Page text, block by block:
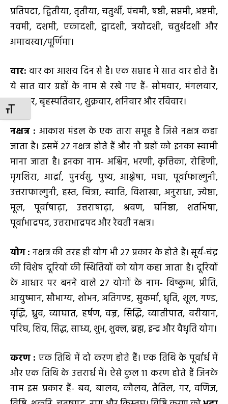
TOGGLE FONT SIZE
प्रतिपदा, द्वितीया, तृतीया, चतुर्थी, पंचमी, षष्ठी, सप्तमी, अष्टमी,
नवमी, दशमी, एकादशी, द्वादशी, त्रयोदशी, चतुर्थदशी और
अमावस्या/पूर्णिमा।
वार: वार का आशय दिन से है। एक सप्ताह में सात वार होते हैं।
ये सात वार ग्रहों के नाम से रखे गए हैं- सोमवार, मंगलवार,
बुधवार, बृहस्पतिवार, शुक्रवार, शनिवार और रविवार।
नक्षत्र : आकाश मंडल के एक तारा समूह है जिसे नक्षत्र कहा
जाता है। इसमें 27 नक्षत्र होते हैं और नौ ग्रहों को इनका स्वामी
माना जाता है। इनका नाम- अश्विन, भरणी, कृत्तिका, रोहिणी,
मृगशिरा, आर्द्रा, पुनर्वसु, पुष्य, आश्लेषा, मघा, पूर्वाफाल्गुनी,
उत्तराफाल्गुनी, हस्त, चित्रा, स्वाति, विशाखा, अनुराधा, ज्येष्ठा,
मूल, पूर्वाषाढ़ा, उत्तराषाढ़ा, श्रवण, घनिष्ठा, शतभिषा,
पूर्वाभाद्रपद, उत्तराभाद्रपद और रेवती नक्षत्र।
योग: नक्षत्र की तरह ही योग भी 27 प्रकार के होते हैं। सूर्य-चंद्र
की विशेष दूरियों की स्थितियों को योग कहा जाता है। दूरियों
के आधार पर बनने वाले 27 योगों के नाम- विष्कुम्भ, प्रीति,
आयुष्मान, सौभाग्य, शोभन, अतिगण्ड, सुकर्मा, धृति, शूल, गण्ड,
वृद्धि, ध्रुव, व्याघात, हर्षण, वज्र, सिद्धि, व्यातीपात, वरीयान,
परिघ, शिव, सिद्ध, साध्य, शुभ, शुक्ल, ब्रह्म, इन्द्र और वैधृति योग।
करण : एक तिथि में दो करण होते हैं। एक तिथि के पूर्वार्ध में
और एक तिथि के उत्तरार्ध में। ऐसे कुल 11 करण होते हैं जिनके
नाम इस प्रकार हैं- बव, बालव, कौलव, तैतिल, गर, वणिज,